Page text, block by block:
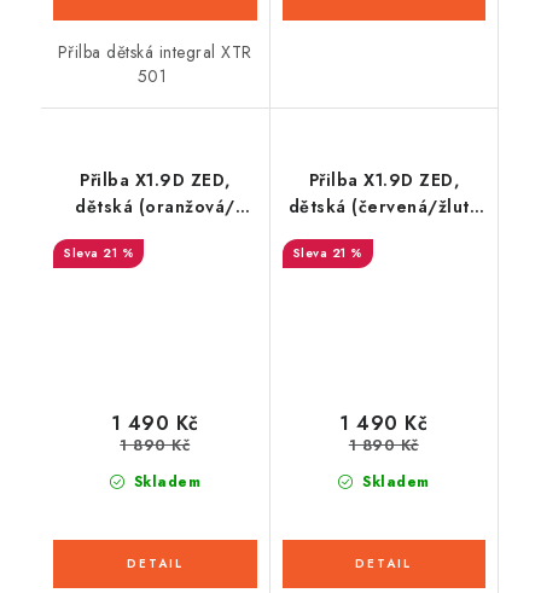
Přilba dětská integral XTR
501
Přilba X1.9D ZED,
dětská (oranžová/
černá/bílá)
21 %
Skladem
1 490 Kč
1 890 Kč
Přilba X1.9D ZED,
dětská (červená/žlutá
fluo/černá/bílá)
21 %
Skladem
1 490 Kč
1 890 Kč